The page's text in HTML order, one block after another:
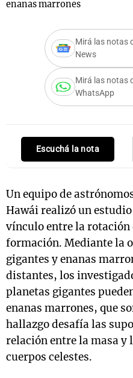
enanas marrones
Mirá las notas
News
Mirá las notas
WhatsApp
Escuchá la nota
Un equipo de
Hawái realizó un
vínculo entre la rotación
formación. Mediante la
gigantes y enanas
distantes, los
planetas gigantes
enanas marrones, que
hallazgo desafía las
relación entre la masa y
cuerpos celestes.